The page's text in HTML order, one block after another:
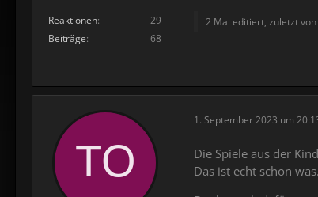
Reaktionen
29
Beiträge
68
2 Mal editiert, zuletzt von
1. September 2023 um
Die Spiele aus der
Das ist echt schon was.